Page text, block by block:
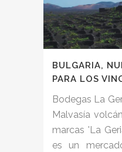
BULGARIA,
PARA LOS
Bodegas La
Malvasía
marcas 'La
es un